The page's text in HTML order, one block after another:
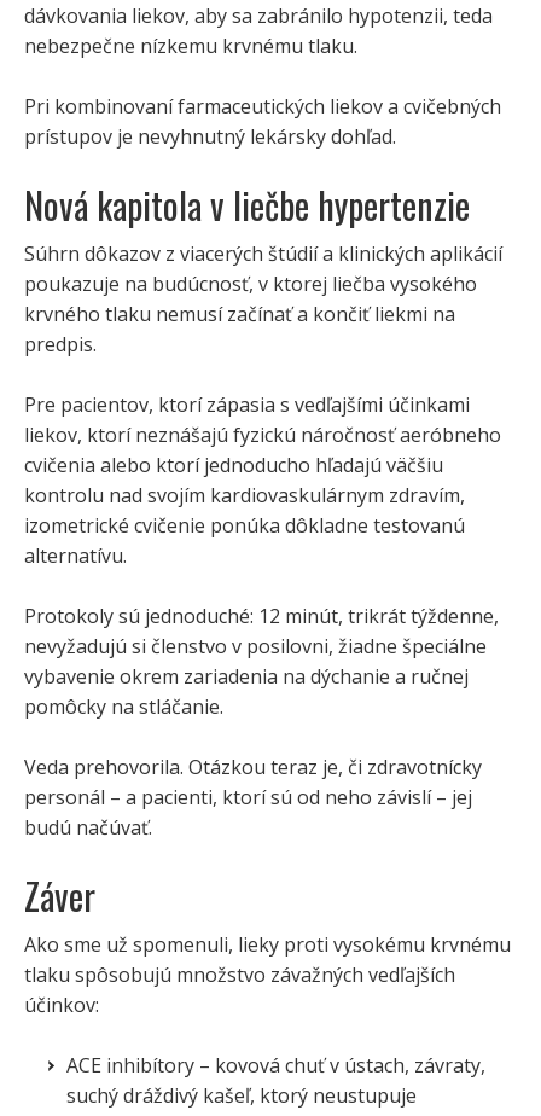
dávkovania liekov, aby sa zabránilo hypotenzii, teda
nebezpečne nízkemu krvnému tlaku.
Pri kombinovaní farmaceutických liekov a cvičebných
prístupov je nevyhnutný lekársky dohľad.
Nová kapitola v liečbe hypertenzie
Súhrn dôkazov z viacerých štúdií a klinických aplikácií
poukazuje na budúcnosť, v ktorej liečba vysokého
krvného tlaku nemusí začínať a končiť liekmi na
predpis.
Pre pacientov, ktorí zápasia s vedľajšími účinkami
liekov, ktorí neznášajú fyzickú náročnosť aeróbneho
cvičenia alebo ktorí jednoducho hľadajú väčšiu
kontrolu nad svojím kardiovaskulárnym zdravím,
izometrické cvičenie ponúka dôkladne testovanú
alternatívu.
Protokoly sú jednoduché: 12 minút, trikrát týždenne,
nevyžadujú si členstvo v posilovni, žiadne špeciálne
vybavenie okrem zariadenia na dýchanie a ručnej
pomôcky na stláčanie.
Veda prehovorila. Otázkou teraz je, či zdravotnícky
personál – a pacienti, ktorí sú od neho závislí – jej
budú načúvať.
Záver
Ako sme už spomenuli, lieky proti vysokému krvnému
tlaku spôsobujú množstvo závažných vedľajších
účinkov:
ACE inhibítory – kovová chuť v ústach, závraty,
suchý dráždivý kašeľ, ktorý neustupuje